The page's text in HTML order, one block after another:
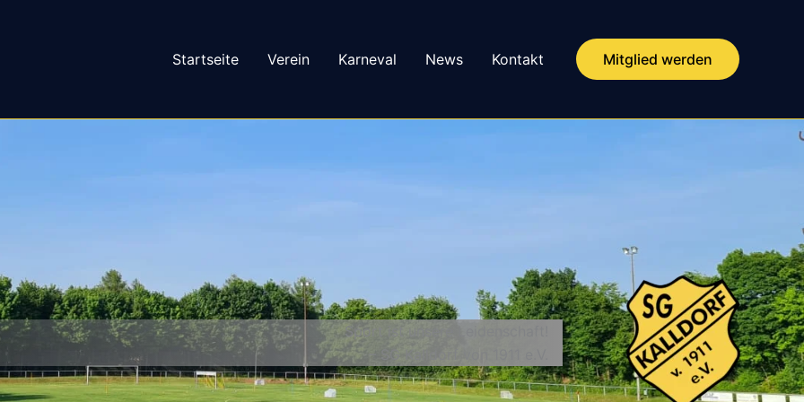
Startseite Verein Karneval News Kontakt Mitglied werden
Sport ist unsere Leidenschaft!